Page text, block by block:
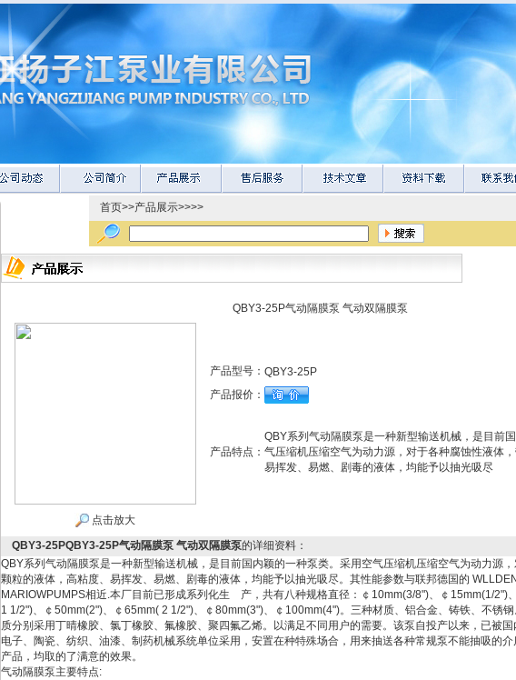
首页>>产品展示>>>>
QBY3-25P气动隔膜泵 气动双隔膜泵
点击放大
产品型号： QBY3-25P
产品报价：
产品特点：
QBY系列气动隔膜泵是一种新型输送机械，是目前
气压缩机压缩空气为动力源，对于各种腐蚀性液体，
易挥发、易燃、剧毒的液体，均能予以抽光吸尽
QBY3-25PQBY3-25P气动隔膜泵 气动双隔膜泵的详细资料：
QBY系列气动隔膜泵是一种新型输送机械，是目前国内颖的一种泵类。采用空气压缩机压缩空气为动力源
颗粒的液体，高粘度、易挥发、易燃、剧毒的液体，均能予以抽光吸尽。其性能参数与联邦德国的
MARIOWPUMPS相近.本厂目前已形成系列化生 产，共有八种规格直径：￠10mm(3/8")、￠15mm(1/2")
1 1/2")、￠50mm(2")、￠65mm( 2 1/2")、￠80mm(3")、￠100mm(4")。三种材质、铝合金、铸铁、不锈
质分别采用丁晴橡胶、氯丁橡胶、氟橡胶、聚四氟乙烯。以满足不同用户的需要。该泵自投产以来，已被国
电子、陶瓷、纺织、油漆、制药机械系统单位采用，安置在种特殊场合，用来抽送各种常规泵不能抽吸的
产品，均取的了满意的效果。
气动隔膜泵主要特点: